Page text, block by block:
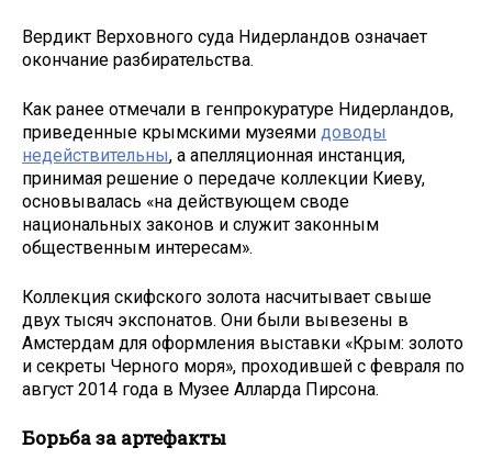
Вердикт Верховного суда Нидерландов означает
окончание разбирательства.
Как ранее отмечали в генпрокуратуре Нидерландов,
приведенные крымскими музеями доводы
недействительны, а апелляционная инстанция,
принимая решение о передаче коллекции Киеву,
основывалась «на действующем своде
национальных законов и служит законным
общественным интересам».
Коллекция скифского золота насчитывает свыше
двух тысяч экспонатов. Они были вывезены в
Амстердам для оформления выставки «Крым: золото
и секреты Черного моря», проходившей с февраля по
август 2014 года в Музее Алларда Пирсона.
Борьба за артефакты